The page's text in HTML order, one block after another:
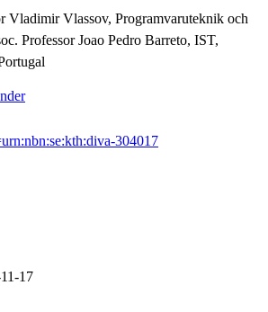
Vladimir Vlassov, Programvaruteknik och
Professor Joao Pedro Barreto, IST,
304017
17